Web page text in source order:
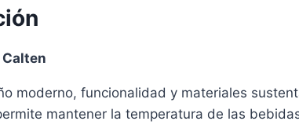
Calten
moderno, funcionalidad y materiales
mantener la temperatura de las